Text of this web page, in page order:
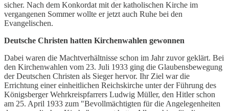
sicher. Nach dem Konkordat mit der katholischen Kirche im
vergangenen Sommer wollte er jetzt auch Ruhe bei den
Evangelischen.
Deutsche Christen hatten Kirchenwahlen gewonnen
Dabei waren die Machtverhältnisse schon im Jahr zuvor geklärt. Bei
den Kirchenwahlen vom 23. Juli 1933 ging die Glaubensbewegung
der Deutschen Christen als Sieger hervor. Ihr Ziel war die
Errichtung einer einheitlichen Reichskirche unter der Führung des
Königsberger Wehrkreispfarrers Ludwig Müller, den Hitler schon
am 25. April 1933 zum "Bevollmächtigten für die Angelegenheiten